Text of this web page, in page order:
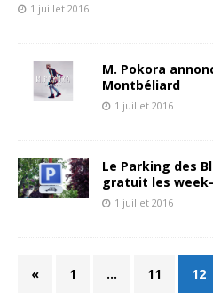
1 juillet 2016
M. Pokora
Montbéliard
1 juillet 2016
Le Parking des
gratuit les week-
1 juillet 2016
« 1 … 11 12